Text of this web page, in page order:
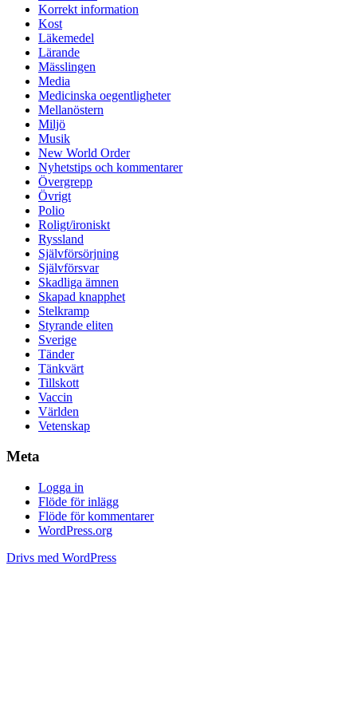
Korrekt information
Kost
Läkemedel
Lärande
Mässlingen
Media
Medicinska oegentligheter
Mellanöstern
Miljö
Musik
New World Order
Nyhetstips och kommentarer
Övergrepp
Övrigt
Polio
Roligt/ironiskt
Ryssland
Självförsörjning
Självförsvar
Skadliga ämnen
Skapad knapphet
Stelkramp
Styrande eliten
Sverige
Tänder
Tänkvärt
Tillskott
Vaccin
Världen
Vetenskap
Meta
Logga in
Flöde för inlägg
Flöde för kommentarer
WordPress.org
Drivs med WordPress